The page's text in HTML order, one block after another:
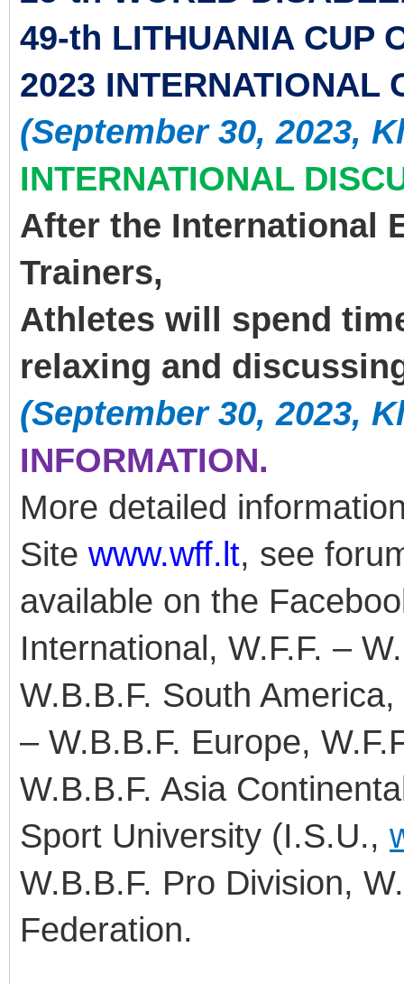
49-th LITHUANIA CUP
2023 INTERNATIONAL
(September 30, 2023,
INTERNATIONAL
After the International
Trainers,
Athletes will spend
relaxing and
(September 30, 2023,
INFORMATION.
More detailed
Site www.wff.lt, see
available on the
International, W.F.F. –
W.B.B.F. South
– W.B.B.F. Europe,
W.B.B.F. Asia
Sport University (I.S.U.,
W.B.B.F. Pro Division,
Federation.